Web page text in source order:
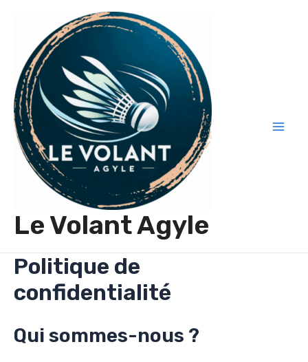
contenu
Le Volant Agyle
Politique de
confidentialité
Qui sommes-nous ?